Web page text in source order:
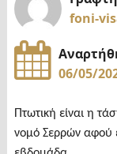
foni-
06/05/
Πτωτική είναι η
νομό Σερρών αφού